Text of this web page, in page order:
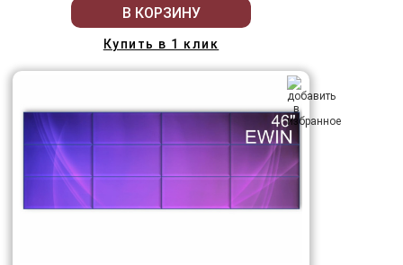
В КОРЗИНУ
Купить в 1 клик